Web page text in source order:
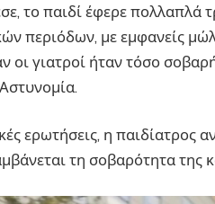
το παιδί έφερε πολλαπλά
περιόδων, με εμφανείς
οι γιατροί ήταν τόσο
ερωτήσεις, η παιδίατρος
τη σοβαρότητα